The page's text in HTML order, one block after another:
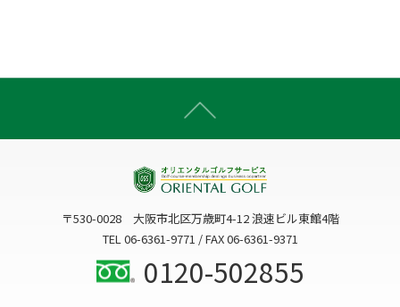
3)個人情報の利用目的
当社は、個人情報を、以下の何れかに該当する場合を除き、
事前にお知らせした利用目的以外には利用いたしません。
〒530-0028 大阪市北区万歳町4-12 浪速ビル東館4階
TEL 06-6361-9771 / FAX 06-6361-9371
0120-502855